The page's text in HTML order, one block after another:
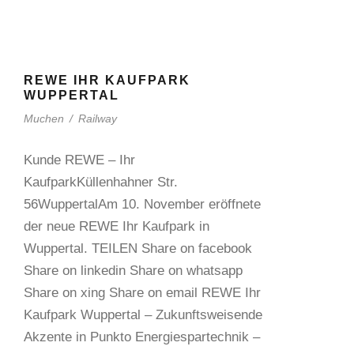
REWE IHR KAUFPARK
WUPPERTAL
Muchen / Railway
Kunde REWE – Ihr
KaufparkKüllenhahner Str.
56WuppertalAm 10. November eröffnete
der neue REWE Ihr Kaufpark in
Wuppertal. TEILEN Share on facebook
Share on linkedin Share on whatsapp
Share on xing Share on email REWE Ihr
Kaufpark Wuppertal – Zukunftsweisende
Akzente in Punkto Energiespartechnik –